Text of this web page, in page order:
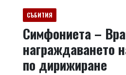
СЪБИТИЯ
Симфониета –
награждаването
по дирижиране